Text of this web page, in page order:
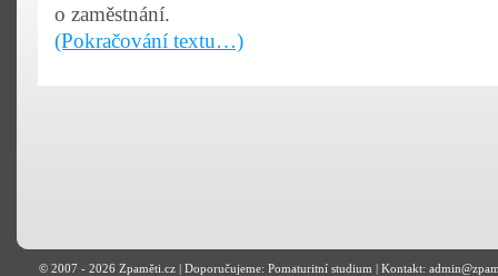
o zaměstnání.
(Pokračování textu…)
© 2007 - 2026 Zpaměti.cz | Doporučujeme: Pomaturitní studium | Kontakt: